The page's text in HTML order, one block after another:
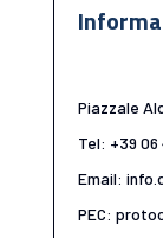
Piazzale
Tel: +39
Email:
PEC: